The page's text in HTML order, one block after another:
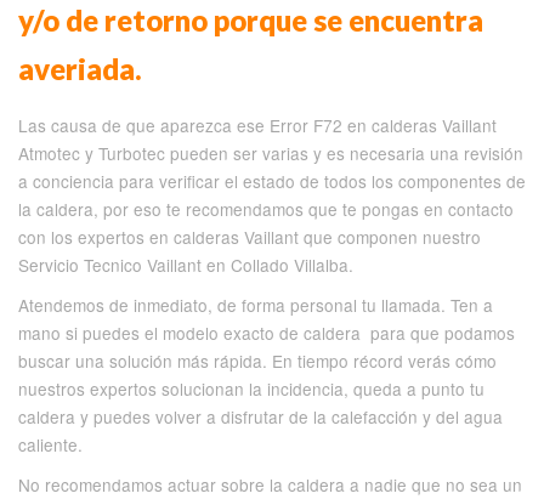
y/o de retorno porque se encuentra
averiada.
Las causa de que aparezca ese Error F72 en calderas Vaillant
Atmotec y Turbotec pueden ser varias y es necesaria una revisión
a conciencia para verificar el estado de todos los componentes de
la caldera, por eso te recomendamos que te pongas en contacto
con los expertos en calderas Vaillant que componen nuestro
Servicio Tecnico Vaillant en Collado Villalba.
Atendemos de inmediato, de forma personal tu llamada. Ten a
mano si puedes el modelo exacto de caldera para que podamos
buscar una solución más rápida. En tiempo récord verás cómo
nuestros expertos solucionan la incidencia, queda a punto tu
caldera y puedes volver a disfrutar de la calefacción y del agua
caliente.
No recomendamos actuar sobre la caldera a nadie que no sea un